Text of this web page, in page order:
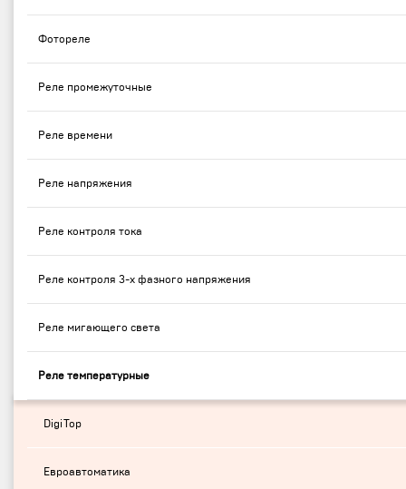
Фотореле
Реле промежуточные
Реле времени
Реле напряжения
Реле контроля тока
Реле контроля 3-х фазного напряжения
Реле мигающего света
Реле температурные
DigiTop
Евроавтоматика